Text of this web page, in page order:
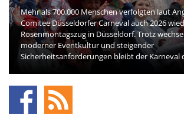
Mehr als 700.000 Menschen verfolgten laut
Comitee Düsseldorfer Carneval auch 2026
Rosenmontagszug in Düsseldorf. Trotz
moderner Eventkultur und steigender
Sicherheitsanforderungen bleibt der Karneval